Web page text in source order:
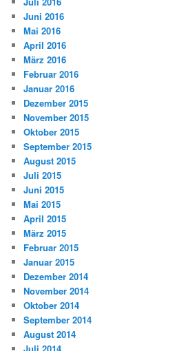
Juni 2016
Mai 2016
April 2016
März 2016
Februar 2016
Januar 2016
Dezember 2015
November 2015
Oktober 2015
September 2015
August 2015
Juli 2015
Juni 2015
Mai 2015
April 2015
März 2015
Februar 2015
Januar 2015
Dezember 2014
November 2014
Oktober 2014
September 2014
August 2014
Juli 2014